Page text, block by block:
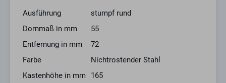
Ausführung
stumpf rund
Dornmaß in mm
55
Entfernung in mm
72
Farbe
Nichtrostender Stahl
Kastenhöhe in mm
165